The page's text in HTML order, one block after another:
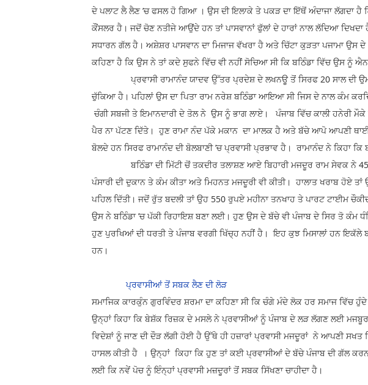
ਦੇ ਪਲਾਟ ਲੈ ਲੈਣ ’ਚ ਫਸਲ ਹੋ ਗਿਆ । ਉਸ ਦੀ ਇਲਾਕੇ ਤੇ ਪਕੜ ਦਾ ਇੱਥੋਂ ਅੰਦਾਜਾ ਲੱਗਦਾ ਹੈ
ਕੌਂਸਲਰ ਹੈ। ਜਦੋਂ ਚੋਣ ਨਤੀਜੇ ਆਉਂਦੇ ਹਨ ਤਾਂ ਪਾਸਵਾਨਾਂ ਫੁੱਲਾਂ ਦੇ ਹਾਰਾਂ ਨਾਲ ਲੱਦਿਆ
ਸਧਾਰਨ ਗੱਲ ਹੈ। ਅਸ਼ੇਸ਼ਰ ਪਾਸਵਾਨ ਦਾ ਮਿਜਾਜ ਵੱਖਰਾ ਹੈ ਅਤੇ ਚਿੱਟਾ ਕੁੜਤਾ ਪਜਾਮਾ ਉਸ
ਕਹਿਣਾ ਹੈ ਕਿ ਉਸ ਨੇ ਤਾਂ ਕਦੇ ਸੁਫਨੇ ਵਿੱਚ ਵੀ ਨਹੀਂ ਸੋਚਿਆ ਸੀ ਕਿ ਬਠਿੰਡਾ ਵਿੱਚ ਉਸ ਨੂੰ
ਪ੍ਰਵਾਸੀ ਰਾਮਾਨੰਦ ਯਾਦਵ ਉੱਤਰ ਪ੍ਰਦੇਸ਼ ਦੇ ਲਖਨਊ ਤੋਂ ਸਿਰਫ 20 ਸਾਲ ਦੀ
ਚੁੱਕਿਆ ਹੈ। ਪਹਿਲਾਂ ਉਸ ਦਾ ਪਿਤਾ ਰਾਮ ਨਰੇਸ਼ ਬਠਿੰਡਾ ਆਇਆ ਸੀ ਜਿਸ ਦੇ ਨਾਲ ਕੰਮ
ਚੰਗੀ ਸਬਜੀ ਤੇ ਇਮਾਨਦਾਰੀ ਦੇ ਤੋਲ ਨੇ ਉਸ ਨੂੰ ਭਾਗ ਲਾਏ। ਪੰਜਾਬ ਵਿੱਚ ਕਾਲੀ ਹਨੇਰੀ
ਪੈਰ ਨਾ ਪੱਟਣ ਦਿੱਤੇ। ਹੁਣ ਰਾਮਾ ਨੰਦ ਪੱਕੇ ਮਕਾਨ ਦਾ ਮਾਲਕ ਹੈ ਅਤੇ ਬੱਚੇ ਆਪੋ ਆਪਣੀ
ਬੋਲਦੇ ਹਨ ਸਿਰਫ ਰਾਮਾਨੰਦ ਦੀ ਬੋਲਬਾਣੀ ’ਚ ਪ੍ਰਵਾਸੀ ਪ੍ਰਭਾਵ ਹੈ। ਰਾਮਾਨੰਦ ਨੇ ਕਿਹਾ
ਬਠਿੰਡਾ ਦੀ ਮਿੱਟੀ ਚੋਂ ਤਕਦੀਰ ਤਲਾਸ਼ਣ ਆਏ ਬਿਹਾਰੀ ਮਜਦੂਰ ਰਾਮ ਸੇਵਕ ਨੇ 45
ਪੰਸਾਰੀ ਦੀ ਦੁਕਾਨ ਤੇ ਕੰਮ ਕੀਤਾ ਅਤੇ ਮਿਹਨਤ ਮਜਦੂਰੀ ਵੀ ਕੀਤੀ। ਹਾਲਾਤ ਖਰਾਬ
ਪਹਿਲ ਦਿੱਤੀ। ਜਦੋਂ ਰੁੱਤ ਬਦਲੀ ਤਾਂ ਉਹ 550 ਰੁਪਏ ਮਹੀਨਾ ਤਨਖਾਹ ਤੇ ਪਾਰਟ ਟਾਈਮ
ਉਸ ਨੇ ਬਠਿੰਡਾ ’ਚ ਪੱਕੀ ਰਿਹਾਇਸ਼ ਬਣਾ ਲਈ। ਹੁਣ ਉਸ ਦੇ ਬੱਚੇ ਵੀ ਪੰਜਾਬ ਦੇ ਸਿਰ ਤੋ
ਹੁਣ ਪੁਰਖਿਆਂ ਦੀ ਧਰਤੀ ਤੇ ਪੰਜਾਬ ਵਰਗੀ ਖਿੱਚ੍ਹ ਨਹੀਂ ਹੈ। ਇਹ ਕੁਝ ਮਿਸਾਲਾਂ ਹਨ ਇਕੱਲੇ
ਹਨ।
ਪ੍ਰਵਾਸੀਆਂ ਤੋਂ ਸਬਕ ਲੈਣ ਦੀ ਲੋੜ
ਸਮਾਜਿਕ ਕਾਰਕੁੰਨ ਗੁਰਵਿੰਦਰ ਸ਼ਰਮਾ ਦਾ ਕਹਿਣਾ ਸੀ ਕਿ ਚੰਗੇ ਮੰਦੇ ਲੋਕ ਹਰ ਸਮਾਜ ਵਿੱਚ ਹੁੰਦੇ
ਉਨ੍ਹਾਂ ਕਿਹਾ ਕਿ ਬੇਸ਼ੱਕ ਰਿਜ਼ਕ ਦੇ ਮਸਲੇ ਨੇ ਪ੍ਰਵਾਸੀਆਂ ਨੂੰ ਪੰਜਾਬ ਦੇ ਲੜ ਲੱਗਣ ਲਈ ਮਜਬੂਰ
ਵਿਦੇਸ਼ਾਂ ਨੂੰ ਜਾਣ ਦੀ ਦੌੜ ਲੱਗੀ ਹੋਈ ਹੈ ਉੱਥੇ ਹੀ ਹਜ਼ਾਰਾਂ ਪ੍ਰਵਾਸੀ ਮਜਦੂਰਾਂ ਨੇ ਆਪਣੀ ਸਖਤ
ਹਾਸਲ ਕੀਤੀ ਹੈ । ਉਨ੍ਹਾਂ ਕਿਹਾ ਕਿ ਹੁਣ ਤਾਂ ਕਈ ਪ੍ਰਵਾਸੀਆਂ ਦੇ ਬੱਚੇ ਪੰਜਾਬ ਦੀ ਗੱਲ
ਲਈ ਕਿ ਨਵੇਂ ਪੋਚ ਨੂੰ ਇੰਨ੍ਹਾਂ ਪ੍ਰਵਾਸੀ ਮਜ਼ਦੂਰਾਂ ਤੋਂ ਸਬਕ ਸਿੱਖਣਾ ਚਾਹੀਦਾ ਹੈ।